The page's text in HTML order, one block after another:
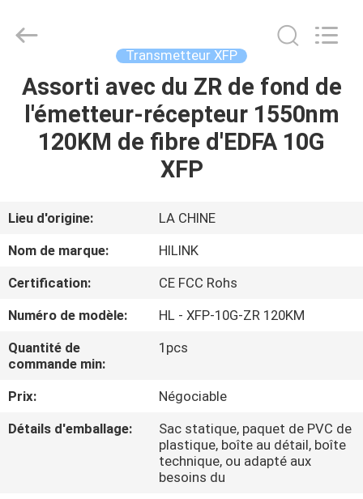
LA
MAISON
À
PROPOS
NOUS
DE
L'USINE
HiLink
Technology
Reserved.
Transmetteur XFP
Assorti avec du ZR de fond de
l'émetteur-récepteur 1550nm
120KM de fibre d'EDFA 10G
XFP
Lieu d'origine:
LA CHINE
Nom de marque:
HILINK
Certification:
CE FCC Rohs
Numéro de modèle:
HL - XFP-10G-ZR 120KM
Quantité de
commande min:
1pcs
Prix:
Négociable
Détails d'emballage:
Sac statique, paquet de PVC de
plastique, boîte au détail, boîte
technique, ou adapté aux
besoins du